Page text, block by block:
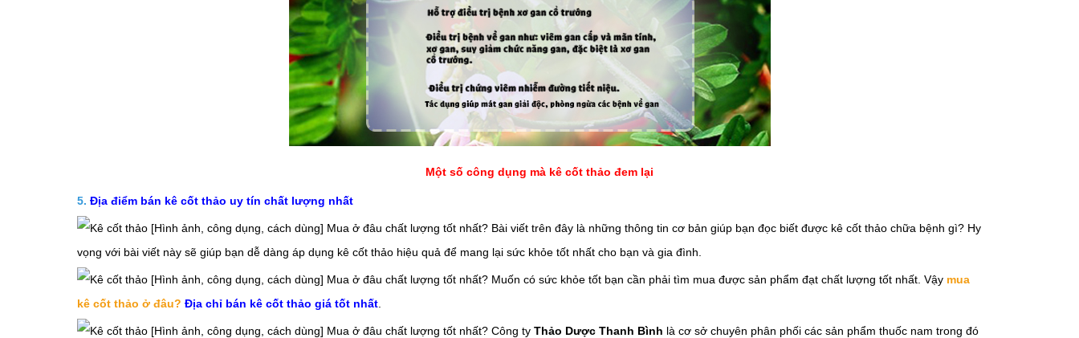
Một số công dụng mà kê cốt thảo đem lại
5. Địa điểm bán kê cốt thảo uy tín chất lượng nhất
Bài viết trên đây là những thông tin cơ bản giúp bạn đọc biết được kê cốt thảo chữa bệnh gì? Hy
vọng với bài viết này sẽ giúp bạn dễ dàng áp dụng kê cốt thảo hiệu quả để mang lại sức khỏe tốt nhất cho bạn và gia đình.
Muốn có sức khỏe tốt bạn cần phải tìm mua được sản phẩm đạt chất lượng tốt nhất. Vậy mua
kê cốt thảo ở đâu? Địa chỉ bán kê cốt thảo giá tốt nhất
Công ty Thảo Dược Thanh Bình là cơ sở chuyên phân phối các sản phẩm thuốc nam trong đó